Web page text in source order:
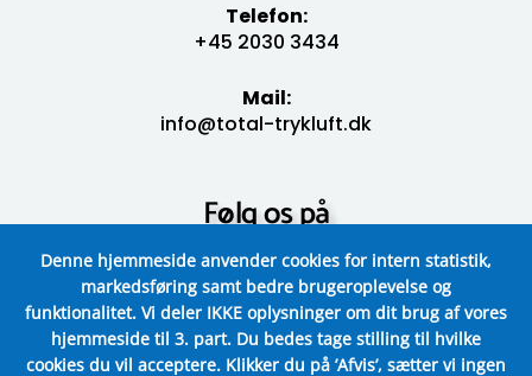
Telefon:
+45 2030 3434
Mail:
info@total-trykluft.dk
Følg os på
Denne hjemmeside anvender cookies for intern statistik,
markedsføring samt bedre brugeroplevelse og
funktionalitet. Vi deler IKKE oplysninger om dit brug af vores
hjemmeside til 3. part. Du bedes tage stilling til hvilke
cookies du vil acceptere. Klikker du på ’Afvis’, sætter vi ingen